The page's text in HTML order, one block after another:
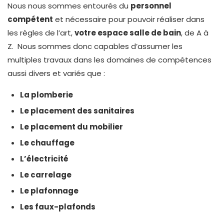
Nous nous sommes entourés du personnel
compétent et nécessaire pour pouvoir réaliser dans
les règles de l’art,votre espace salle de bain, de A à
Z. Nous sommes donc capables d’assumer les
multiples travaux dans les domaines de compétences
aussi divers et variés que :
La plomberie
Le placement des sanitaires
Le placement du mobilier
Le chauffage
L’électricité
Le carrelage
Le plafonnage
Les faux-plafonds